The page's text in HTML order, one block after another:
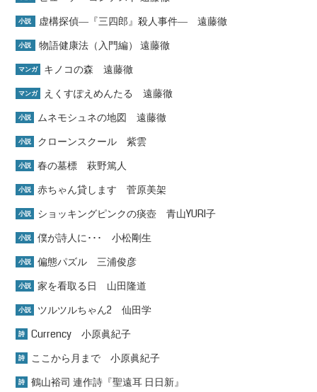
小説 虚構探偵―『三四郎』殺人事件― 遠藤徹
小説 物語健康法（入門編） 遠藤徹
マンガ キノコの森 遠藤徹
マンガ えくすぽえめんたる 遠藤徹
小説 ムネモシュネの地図 遠藤徹
小説 クローンスクール 紫雲
小説 春の墓標 萩野篤人
小説 赤ちゃん貸します 菅原美架
小説 ショッキングピンクの痰壺 青山YURI子
小説 僕が詩人に･･･ 小松剛生
小説 偏態パズル 三浦俊彦
小説 家を看取る日 山田隆道
小説 ツルツルちゃん2 仙田学
詩 Currency 小原眞紀子
詩 ここから月まで 小原眞紀子
詩 鶴山裕司 連作詩『聖遠耳 日日新』